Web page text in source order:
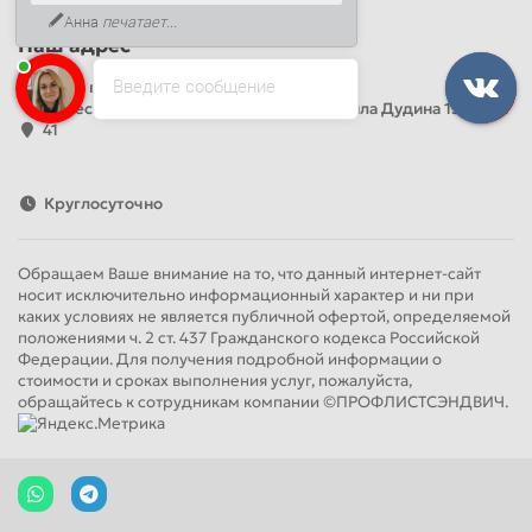
Наш адрес
Офис продаж
Адрес: Россия, Санкт-Петербург, Михаила Дудина 15, офис
41
Круглосуточно
Обращаем Ваше внимание на то, что данный интернет-сайт
носит исключительно информационный характер и ни при
каких условиях не является публичной офертой, определяемой
положениями ч. 2 ст. 437 Гражданского кодекса Российской
Федерации. Для получения подробной информации о
стоимости и сроках выполнения услуг, пожалуйста,
обращайтесь к сотрудникам компании ©ПРОФЛИСТСЭНДВИЧ.
Введите сообщение
Анна печатает...